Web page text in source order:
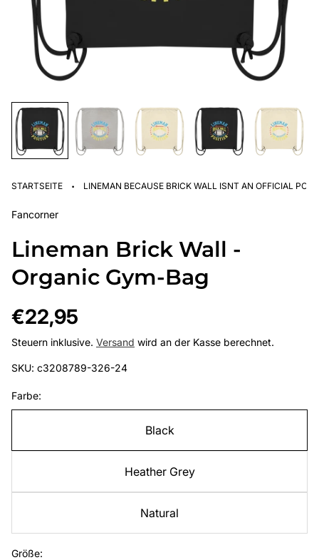
STARTSEITE · LINEMAN BECAUSE BRICK WALL ISNT AN OFFICIAL
Fancorner
Lineman Brick Wall -
Organic Gym-Bag
Regulärer
Preis
€22,95
Steuern inklusive. Versand wird an der Kasse berechnet.
SKU: c3208789-326-24
Farbe:
Black
Heather Grey
Natural
Größe: